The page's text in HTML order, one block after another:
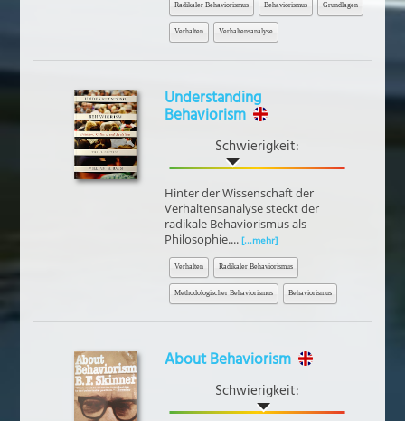
Radikaler Behaviorismus Behaviorismus Grundlagen
Verhalten Verhaltensanalyse
Understanding
Behaviorism
Schwierigkeit:
Hinter der Wissenschaft der
Verhaltensanalyse steckt der
radikale Behaviorismus als
Philosophie.... [...mehr]
Verhalten Radikaler Behaviorismus
Methodologischer Behaviorismus Behaviorismus
About Behaviorism
Schwierigkeit: